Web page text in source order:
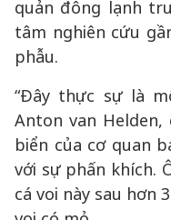
quản đông lạnh
tâm nghiên cứu
phẫu.
“Đây thực sự là
Anton van Helden,
biển của cơ quan
với sự phấn khích.
cá voi này sau hơn